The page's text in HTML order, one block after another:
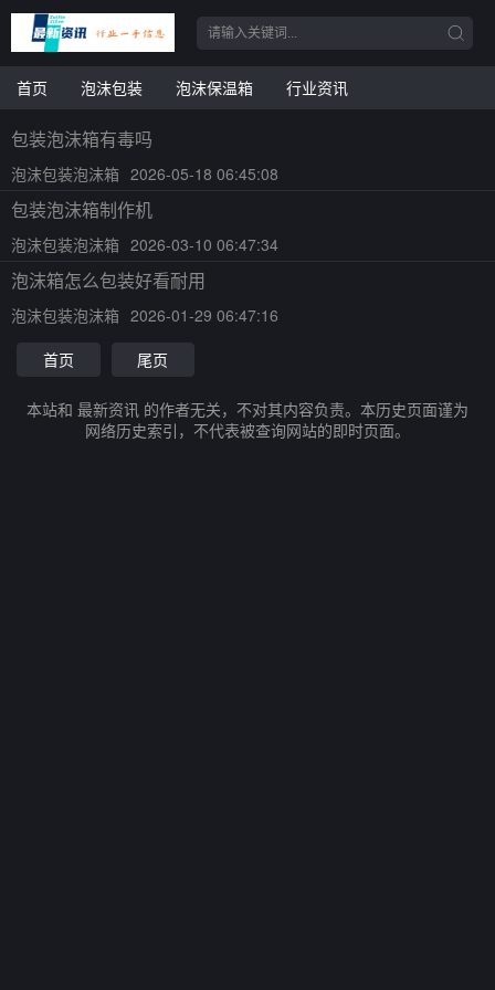
首页 泡沫包装 泡沫保温箱 行业资讯
包装泡沫箱有毒吗
泡沫包装泡沫箱 2026-05-18 06:45:08
包装泡沫箱制作机
泡沫包装泡沫箱 2026-03-10 06:47:34
泡沫箱怎么包装好看耐用
泡沫包装泡沫箱 2026-01-29 06:47:16
首页
尾页
本站和 最新资讯 的作者无关，不对其内容负责。本历史页面谨为
网络历史索引，不代表被查询网站的即时页面。